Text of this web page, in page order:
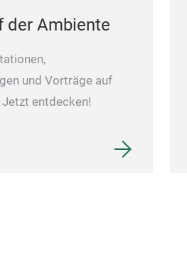
der Ambiente
und Vorträge auf
entdecken!